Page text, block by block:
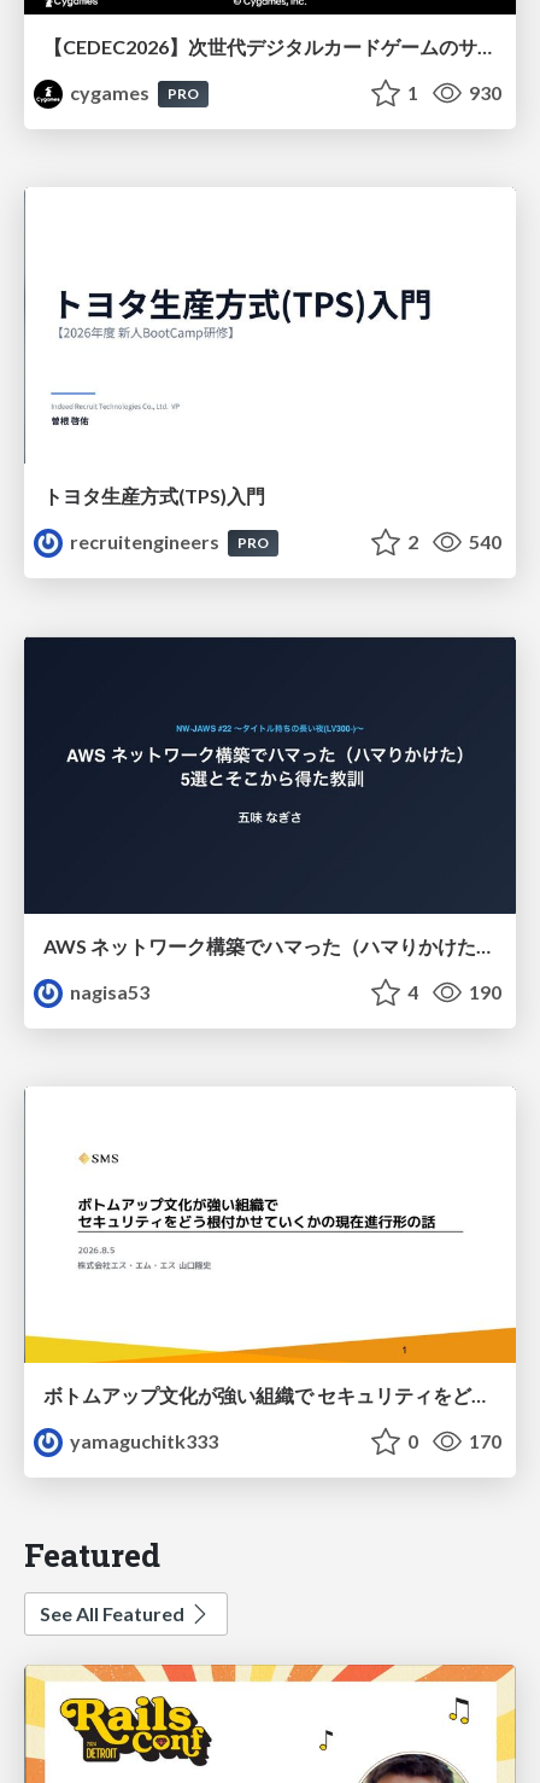
【CEDEC2026】次世代デジタルカードゲームのサーバー設計と運用 〜『Shadowverse: Worlds Beyond』の舞台裏～
cygames
PRO 1 930
トヨタ⽣産⽅式(TPS)⼊⾨
recruitengineers
PRO 2 540
nagisa53
4 190
ボトムアップ文化が強い組織で セキュリティをどう根付かせていくかの現在進行形の話 / Making Security Stick in a Bottom-Up Organization
yamaguchitk333
0 170
Featured
See All Featured